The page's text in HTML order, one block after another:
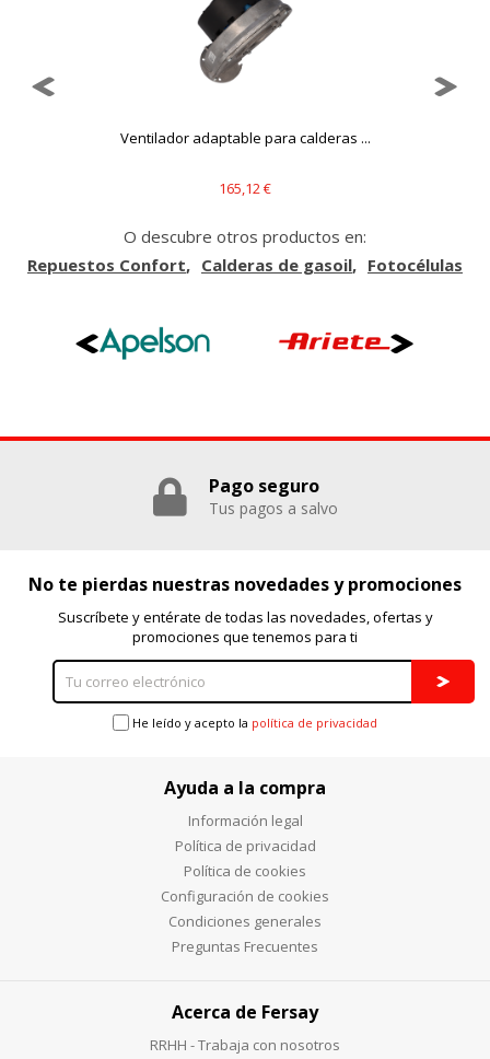
Ventilador adaptable para calderas ...
165,12 €
O descubre otros productos en:
Repuestos Confort
Calderas de gasoil Fotocélulas
Pago seguro
Tus pagos a salvo
No te pierdas nuestras novedades y promociones
Suscríbete y entérate de todas las novedades, ofertas y
promociones que tenemos para ti
He leído y acepto la política de privacidad
Ayuda a la compra
Información legal
Política de privacidad
Política de cookies
Configuración de cookies
Condiciones generales
Preguntas Frecuentes
Acerca de Fersay
RRHH - Trabaja con nosotros
que se basan en la identificación única de su navegador y
dispositivo de Internet.
Cookies Utilizadas:
_evAd, _evCoupon, _evSubscription, _evPromt
Puedes volver a configurar tus cookies desde la sección
"Configuración de cookies" al pie de la página. También puedes